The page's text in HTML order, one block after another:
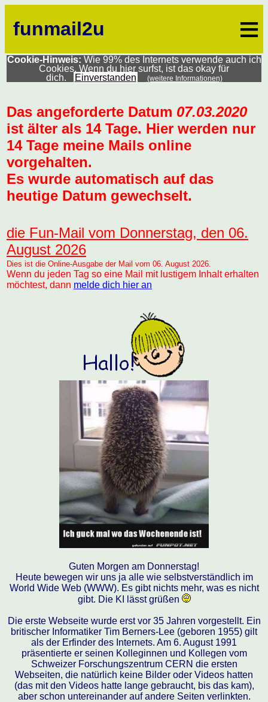
funmail2u ≡
Cookie-Hinweis: Wie 99% des Internets verwende auch ich
Cookies. Wenn du hier surfst, ist das okay für
dich.
Einverstanden (weitere Informationen)
Das angeforderte Datum 07.03.2020
ist älter als 14 Tage. Hier werden nur
14 Tage meine Mails online
vorgehalten.
Es wurde automatisch auf das
heutige Datum gewechselt.
die Fun-Mail vom Donnerstag, den 06.
August 2026
Dies ist die Online-Ausgabe der Mail vom 06. August 2026.
Wenn du jeden Tag so eine Mail mit lustigem Inhalt erhalten
möchtest, dann melde dich hier an
Guten Morgen am Donnerstag!
Heute bewegen wir uns ja alle wie selbstverständlich im
World Wide Web (WWW). Es gibt nichts mehr, was es nicht
gibt. Die KI lässt grüßen
Die erste Webseite wurde erst vor 35 Jahren vorgestellt. Ein
britischer Informatiker Tim Berners-Lee (geboren 1955) gilt
als der Erfinder des Internets. Am 6. August 1991
präsentierte er seinen Kolleginnen und Kollegen vom
Schweizer Forschungszentrum CERN die ersten
Webseiten, die natürlich keine Bilder oder Videos hatten
(das mit den Videos hatte lange gebraucht, bis das kam),
aber schon untereinander auf andere Seiten verlinkten.